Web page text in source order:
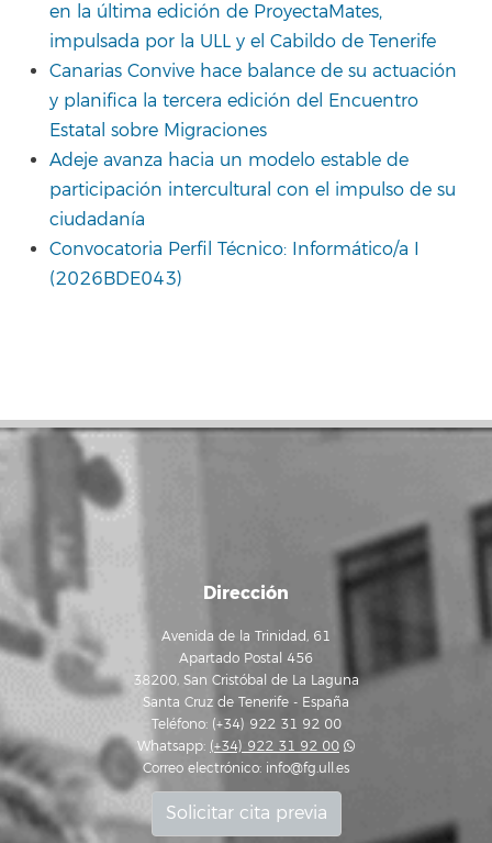
en la última edición de ProyectaMates,
impulsada por la ULL y el Cabildo de Tenerife
Canarias Convive hace balance de su actuación
y planifica la tercera edición del Encuentro
Estatal sobre Migraciones
Adeje avanza hacia un modelo estable de
participación intercultural con el impulso de su
ciudadanía
Convocatoria Perfil Técnico: Informático/a I
(2026BDE043)
Dirección
Avenida de la Trinidad, 61
Apartado Postal 456
38200, San Cristóbal de La Laguna
Santa Cruz de Tenerife - España
Teléfono: (+34) 922 31 92 00
Whatsapp: (+34) 922 31 92 00
Correo electrónico: info@fg.ull.es
Solicitar cita previa